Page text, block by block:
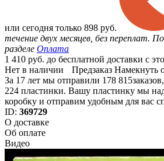
или сегодня только 898 руб.
течение двух месяцев, без переплат.
разделе Оплата
1 410 руб. до бесплатной доставки с
Нет в наличии
Предзаказ Намекнуть
За 17 лет мы отправили 178
224 пластинки. Вашу пластинку мы
коробку и отправим удобным для вас
ID: 369729
О доставке
Об оплате
Видео